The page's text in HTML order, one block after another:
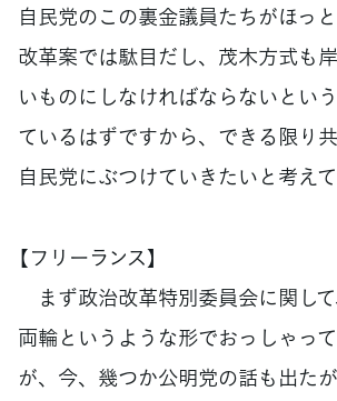
自民党のこの裏金議員たちがほっ
改革案では駄目だし、茂木方式も
いものにしなければならないとい
ているはずですから、できる限り
自民党にぶつけていきたいと考えて
【フリーランス】
まず政治改革特別委員会に関し
両輪というような形でおっしゃっ
が、今、幾つか公明党の話も出た